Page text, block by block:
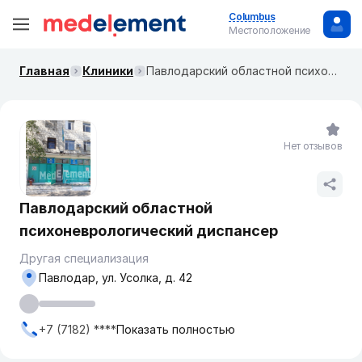
Columbus
Местоположение
Главная Клиники Павлодарский областной психоневрологический диспансер
Павлодарский областной
психоневрологический диспансер
Другая специализация
Павлодар, ул. Усолка, д. 42
+7 (7182) ****Показать полностью
Нет отзывов